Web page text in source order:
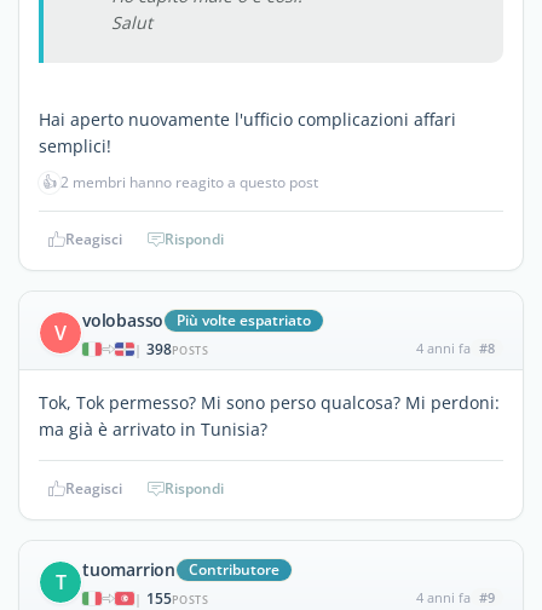
Salut
Hai aperto nuovamente l'ufficio complicazioni affari
semplici!
👍2 membri hanno reagito a questo post
Reagisci Rispondi
V volobasso Più volte espatriato
| 398POSTS 4 anni fa #8
Tok, Tok permesso? Mi sono perso qualcosa? Mi perdoni:
ma già è arrivato in Tunisia?
Reagisci Rispondi
T tuomarrion Contributore
| 155POSTS 4 anni fa #9